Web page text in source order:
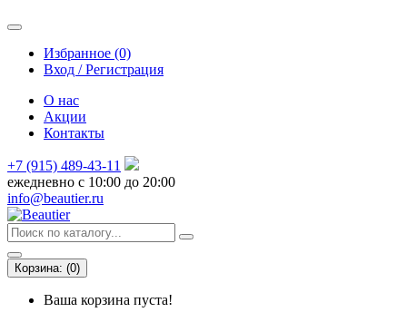
Избранное (0)
Вход / Регистрация
О нас
Акции
Контакты
+7 (915) 489-43-11
ежедневно с 10:00 до 20:00
info@beautier.ru
Корзина: (0)
Ваша корзина пуста!